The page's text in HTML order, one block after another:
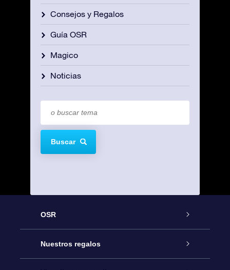
Consejos y Regalos
Guía OSR
Magico
Noticias
Buscar
OSR
Atención
Nuestros regalos